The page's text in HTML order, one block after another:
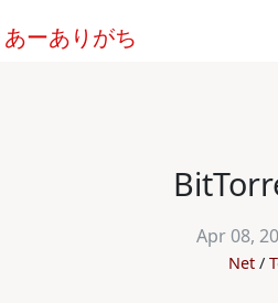
あーありがち
Apr 08,
Net